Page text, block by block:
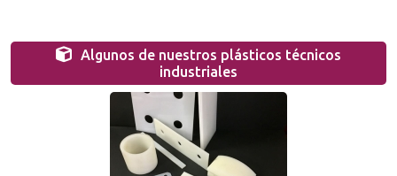
Algunos de nuestros plásticos técnicos
industriales